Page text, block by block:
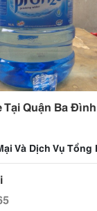
Quận Ba
Và Dịch Vụ Tổng